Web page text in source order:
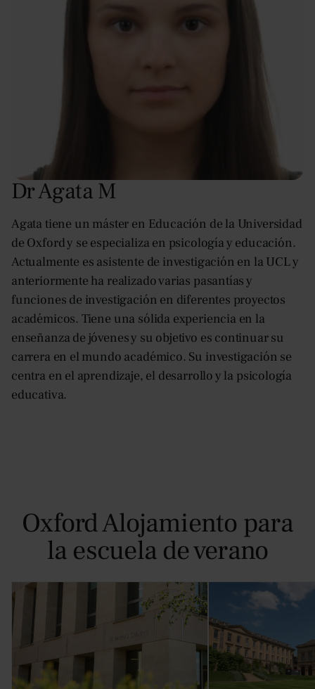
Dr Agata M
Agata tiene un máster en Educación de la Universidad
de Oxford y se especializa en psicología y educación.
Actualmente es asistente de investigación en la UCL y
anteriormente ha realizado varias pasantías y
funciones de investigación en diferentes proyectos
académicos. Tiene una sólida experiencia en la
enseñanza de jóvenes y su objetivo es continuar su
carrera en el mundo académico. Su investigación se
centra en el aprendizaje, el desarrollo y la psicología
educativa.
Oxford Alojamiento para
la escuela de verano